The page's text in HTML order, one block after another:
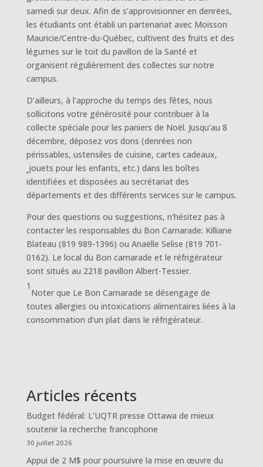
samedi sur deux. Afin de s’approvisionner en denrées,
les étudiants ont établi un partenariat avec Moisson
Mauricie/Centre-du-Québec, cultivent des fruits et des
légumes sur le toit du pavillon de la Santé et
organisent régulièrement des collectes sur notre
campus.
D’ailleurs, à l’approche du temps des fêtes, nous
sollicitons votre générosité pour contribuer à la
collecte spéciale pour les paniers de Noël. Jusqu’au 8
décembre, déposez vos dons (denrées non
périssables, ustensiles de cuisine, cartes cadeaux,
¸jouets pour les enfants, etc.) dans les boîtes
identifiées et disposées au secrétariat des
départements et des différents services sur le campus.
Pour des questions ou suggestions, n’hésitez pas à
contacter les responsables du Bon Camarade: Killiane
Blateau (819 989-1396) ou Anaëlle Selise (819 701-
0162). Le local du Bon camarade et le réfrigérateur
sont situés au 2218 pavillon Albert-Tessier.
1
Noter que Le Bon Camarade se désengage de
toutes allergies ou intoxications alimentaires liées à la
consommation d’un plat dans le réfrigérateur.
Articles récents
Budget fédéral: L’UQTR presse Ottawa de mieux
soutenir la recherche francophone
30 juillet 2026
Appui de 2 M$ pour poursuivre la mise en œuvre du